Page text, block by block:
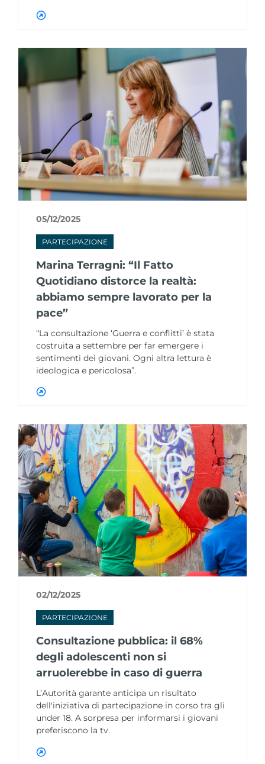
05/12/2025
PARTECIPAZIONE
Marina Terragni: “Il Fatto
Quotidiano distorce la realtà:
abbiamo sempre lavorato per la
pace”
“La consultazione ‘Guerra e conflitti’ è stata
costruita a settembre per far emergere i
sentimenti dei giovani. Ogni altra lettura è
ideologica e pericolosa”.
02/12/2025
PARTECIPAZIONE
Consultazione pubblica: il 68%
degli adolescenti non si
arruolerebbe in caso di guerra
L’Autorità garante anticipa un risultato
dell'iniziativa di partecipazione in corso tra gli
under 18. A sorpresa per informarsi i giovani
preferiscono la tv.